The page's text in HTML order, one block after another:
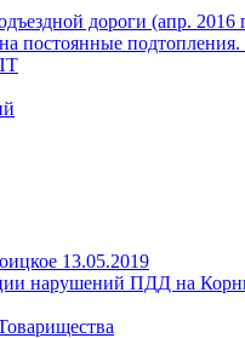
дороги (апр. 2016
постоянные
13.05.2019
нарушений ПДД на